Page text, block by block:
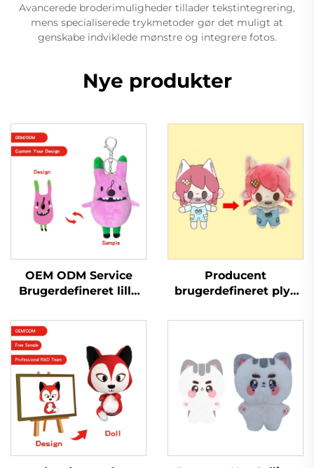
Avancerede broderimuligheder tillader tekstintegrering,
mens specialiserede trykmetoder gør det muligt at
genskabe indviklede mønstre og integrere fotos.
Nye produkter
OEM ODM Service
Brugerdefineret lille
Fyldt nøglering Plys
legetøj til promovering
Producent
brugerdefineret plys
legetøj udstoppet dyr
plys dukke